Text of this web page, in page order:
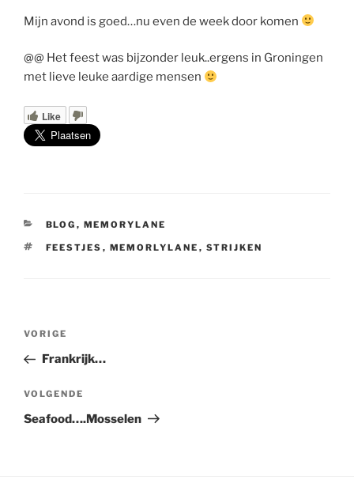
Mijn avond is goed…nu even de week door komen
@@ Het feest was bijzonder leuk..ergens in Groningen
met lieve leuke aardige mensen
Like
CATEGORIEËN
BLOG , MEMORYLANE
TAGS
FEESTJES , MEMORLYLANE , STRIJKEN
Berichtnavigatie
Vorig
bericht
VORIGE
Frankrijk…
Volgend
bericht
VOLGENDE
Seafood….Mosselen